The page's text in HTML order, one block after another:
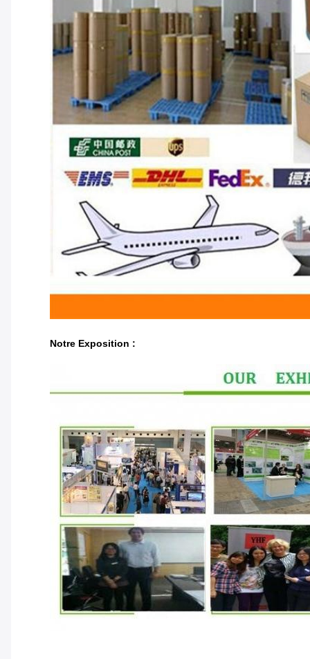
Notre Exposition :